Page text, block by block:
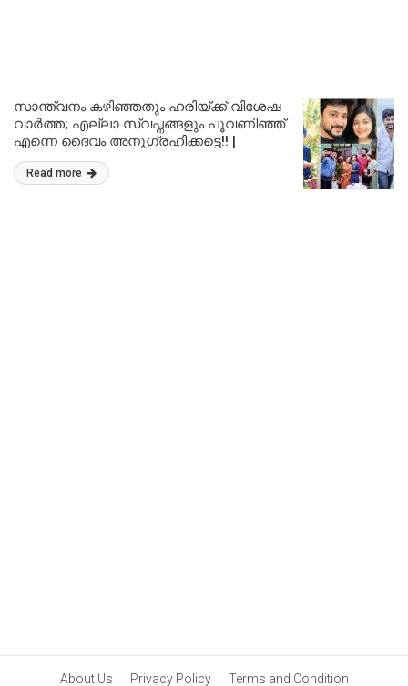
സാന്ത്വനം കഴിഞ്ഞതും ഹരിയ്ക്ക് വിശേഷ
വാർത്ത; എല്ലാ സ്വപ്നങ്ങളും പൂവണിഞ്ഞ്
എന്നെ ദൈവം അനുഗ്രഹിക്കട്ടെ!! |
Santhwanam Girish Nambiar Birthday Post
Viral Malayalam
Read more
About Us Privacy Policy Terms and Condition